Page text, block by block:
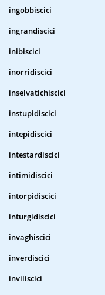
ingobbiscici
ingrandiscici
inibiscici
inorridiscici
inselvatichiscici
instupidiscici
intepidiscici
intestardiscici
intimidiscici
intorpidiscici
inturgidiscici
invaghiscici
inverdiscici
inviliscici